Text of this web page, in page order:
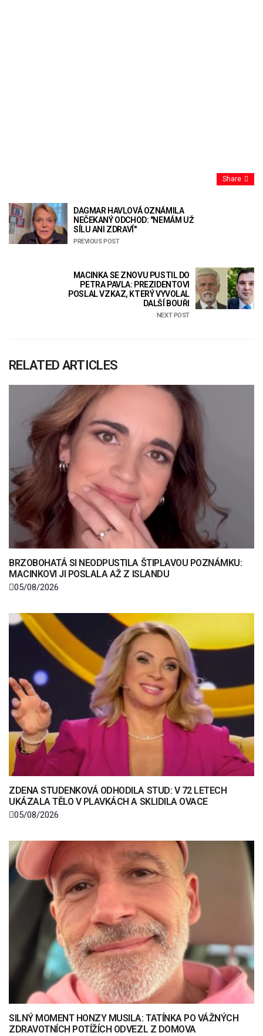
Share
DAGMAR HAVLOVÁ OZNÁMILA
NEČEKANÝ ODCHOD: "NEMÁM UŽ
SÍLU ANI ZDRAVÍ"
PREVIOUS POST
MACINKA SE ZNOVU PUSTIL DO
PETRA PAVLA: PREZIDENTOVI
POSLAL VZKAZ, KTERÝ VYVOLAL
DALŠÍ BOUŘI
NEXT POST
RELATED ARTICLES
BRZOBOHATÁ SI NEODPUSTILA ŠTIPLAVOU POZNÁMKU:
MACINKOVI JI POSLALA AŽ Z ISLANDU
05/08/2026
ZDENA STUDENKOVÁ ODHODILA STUD: V 72 LETECH
UKÁZALA TĚLO V PLAVKÁCH A SKLIDILA OVACE
05/08/2026
SILNÝ MOMENT HONZY MUSILA: TATÍNKA PO VÁŽNÝCH
ZDRAVOTNÍCH POTÍŽÍCH ODVEZL Z DOMOVA